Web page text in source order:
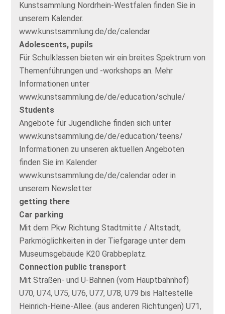
Kunstsammlung Nordrhein-Westfalen finden Sie in
unserem Kalender.
www.kunstsammlung.de/de/calendar
Adolescents, pupils
Für Schulklassen bieten wir ein breites Spektrum von
Themenführungen und -workshops an. Mehr
Informationen unter
www.kunstsammlung.de/de/education/schule/
Students
Angebote für Jugendliche finden sich unter
www.kunstsammlung.de/de/education/teens/
Informationen zu unseren aktuellen Angeboten
finden Sie im Kalender
www.kunstsammlung.de/de/calendar oder in
unserem Newsletter
getting there
Car parking
Mit dem Pkw Richtung Stadtmitte / Altstadt,
Parkmöglichkeiten in der Tiefgarage unter dem
Museumsgebäude K20 Grabbeplatz.
Connection public transport
Mit Straßen- und U-Bahnen (vom Hauptbahnhof)
U70, U74, U75, U76, U77, U78, U79 bis Haltestelle
Heinrich-Heine-Allee. (aus anderen Richtungen) U71,